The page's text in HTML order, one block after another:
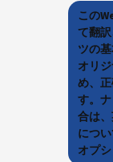
この
て翻
ツの
オリ
め、
す。
合は
につ
オプ